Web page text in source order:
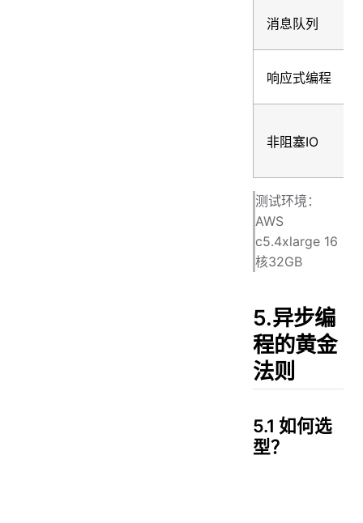
消息队列
响应式编程
非阻塞IO
测试环境：
AWS
c5.4xlarge 16
核32GB
5.异步编
程的黄金
法则
5.1 如何选
型？